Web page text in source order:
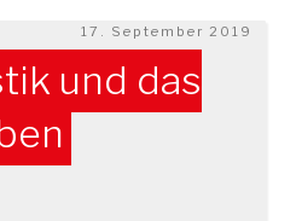
Veröffentlicht
am
17. September 2019
und das